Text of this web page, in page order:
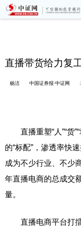
直播带货给力复
杨洁 中国证券报·中证网
直播重塑“人”“货”“
的“标配”，渗透率快
成为不少行业、不少
年直播电商的总成交
量。
直播电商平台打